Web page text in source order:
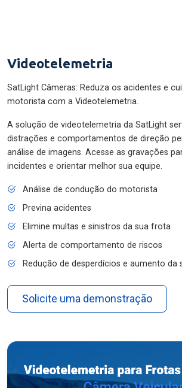
Videotelemetria
SatLight Câmeras: Reduza os acidentes e
motorista com a Videotelemetria.
A solução de videotelemetria da SatLight
distrações e comportamentos de direção
análise de imagens. Acesse as gravações
incidentes e orientar melhor sua equipe.
Análise de condução do motorista
Previna acidentes
Elimine multas e sinistros da sua frota
Alerta de comportamento de riscos
Redução de desperdícios e aumento
Solicite uma demonstração